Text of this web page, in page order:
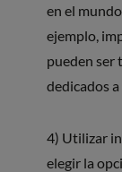
en el
ejemplo,
pueden ser
dedicados
4) Utilizar
elegir la